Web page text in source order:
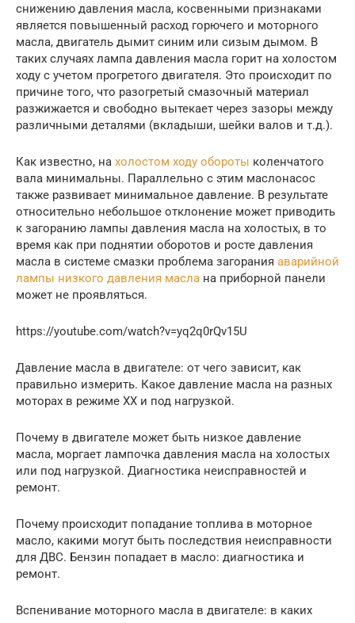
снижению давления масла, косвенными признаками
является повышенный расход горючего и моторного
масла, двигатель дымит синим или сизым дымом. В
таких случаях лампа давления масла горит на холостом
ходу с учетом прогретого двигателя. Это происходит по
причине того, что разогретый смазочный материал
разжижается и свободно вытекает через зазоры между
различными деталями (вкладыши, шейки валов и т.д.).
Как известно, на холостом ходу обороты коленчатого
вала минимальны. Параллельно с этим маслонасос
также развивает минимальное давление. В результате
относительно небольшое отклонение может приводить
к загоранию лампы давления масла на холостых, в то
время как при поднятии оборотов и росте давления
масла в системе смазки проблема загорания аварийной
лампы низкого давления масла на приборной панели
может не проявляться.
https://youtube.com/watch?v=yq2q0rQv15U
Давление масла в двигателе: от чего зависит, как
правильно измерить. Какое давление масла на разных
моторах в режиме ХХ и под нагрузкой.
Почему в двигателе может быть низкое давление
масла, моргает лампочка давления масла на холостых
или под нагрузкой. Диагностика неисправностей и
ремонт.
Почему происходит попадание топлива в моторное
масло, какими могут быть последствия неисправности
для ДВС. Бензин попадает в масло: диагностика и
ремонт.
Вспенивание моторного масла в двигателе: в каких